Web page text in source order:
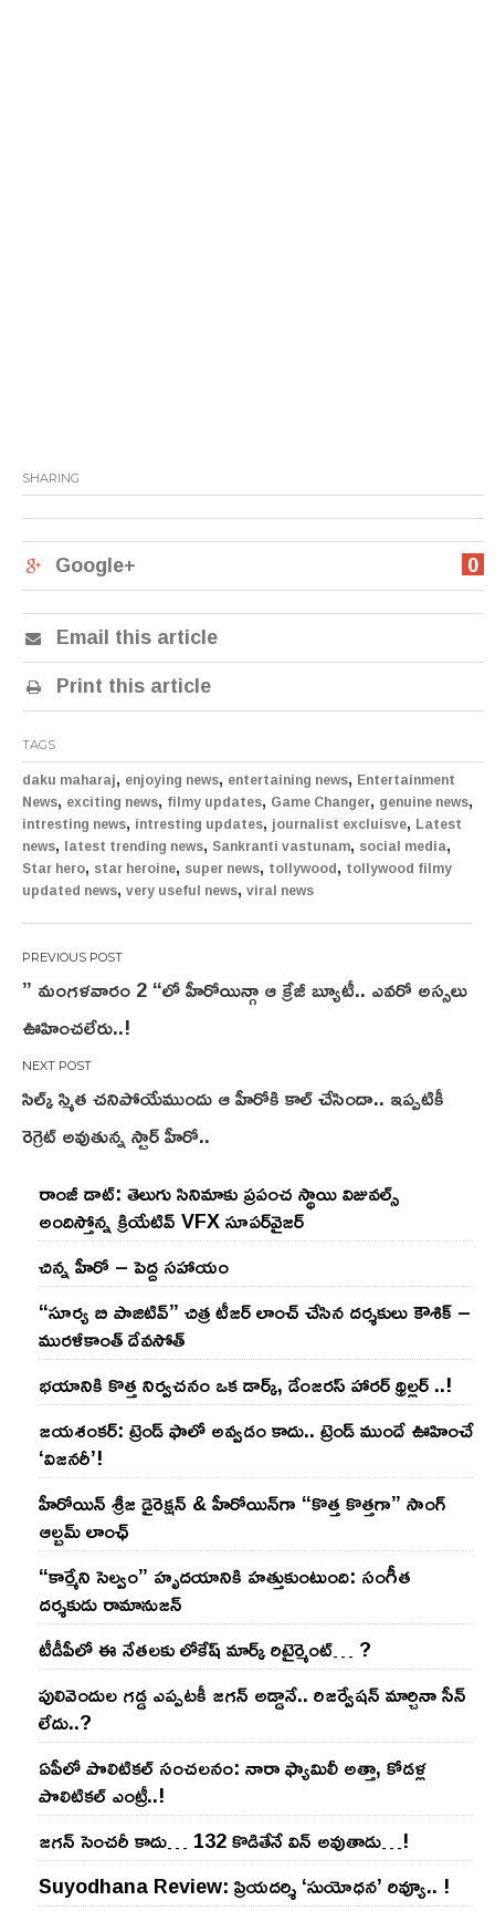
SHARING
0
Google+
Email this article
Print this article
TAGS
daku maharaj, enjoying news, entertaining news, Entertainment
News, exciting news, filmy updates, Game Changer, genuine news,
intresting news, intresting updates, journalist excluisve, Latest
news, latest trending news, Sankranti vastunam, social media,
Star hero, star heroine, super news, tollywood, tollywood filmy
updated news, very useful news, viral news
Post
navigation
” మంగళవారం 2 “లో హీరోయిన్గా ఆ క్రేజీ బ్యూటీ.. ఎవరో అస్సలు
ఊహించలేరు..!
సిల్క్ స్మిత చనిపోయేముందు ఆ హీరోకి కాల్ చేసిందా.. ఇప్పటికీ
రెగ్రెట్ అవుతున్న స్టార్ హీరో..
రాంజీ డాట్: తెలుగు సినిమాకు ప్రపంచ స్థాయి విజువల్స్
అందిస్తోన్న క్రియేటివ్ VFX సూపర్‌వైజర్
చిన్న హీరో – పెద్ద సహాయం
“సూర్య బి పాజిటివ్” చిత్ర టీజర్ లాంచ్ చేసిన‌ దర్శకులు కౌశిక్ –
మురళీకాంత్ దేవసోత్
భయానికి కొత్త నిర్వచనం ఒక డార్క్, డేంజరస్ హారర్ థ్రిల్లర్ ..!
జయశంకర్: ట్రెండ్‌ ఫాలో అవ్వడం కాదు.. ట్రెండ్‌ ముందే ఊహించే
‘విజనరీ’!
హీరోయిన్ శ్రీజ డైరెక్ష‌న్ & హీరోయిన్‌గా “కొత్త కొత్తగా” సాంగ్
ఆల్బమ్ లాంఛ్
“కార్మేని సెల్వం” హృదయానికి హత్తుకుంటుంది: సంగీత
దర్శకుడు రామానుజన్
టీడీపీలో ఈ నేత‌ల‌కు లోకేష్ మార్క్ రిటైర్మెంట్‌… ?
పులివెందుల గ‌డ్డ ఎప్ప‌ట‌కీ జ‌గ‌న్ అడ్డానే.. రిజ‌ర్వేష‌న్ మార్చినా సీన్
లేదు..?
ఏపీలో పొలిటిక‌ల్ సంచ‌ల‌నం: నారా ఫ్యామిలీ అత్తా, కోడ‌ళ్ల
పొలిటికల్ ఎంట్రీ..!
జ‌గ‌న్ సెంచ‌రీ కాదు… 132 కొడితేనే విన్ అవుతాడు…!
Suyodhana Review: ప్రియదర్శి ‘సుయోధన’ రివ్యూ.. !